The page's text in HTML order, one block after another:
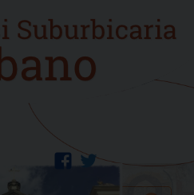
twitter
facebook